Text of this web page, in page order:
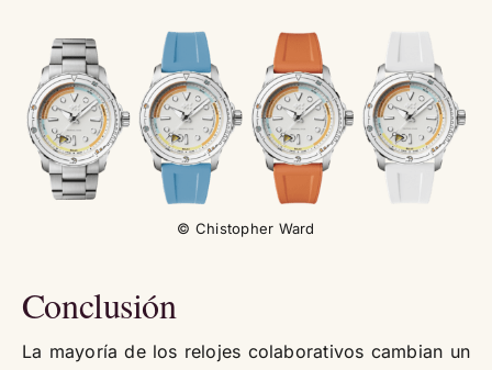
© Chistopher Ward
Conclusión
La mayoría de los relojes colaborativos cambian un